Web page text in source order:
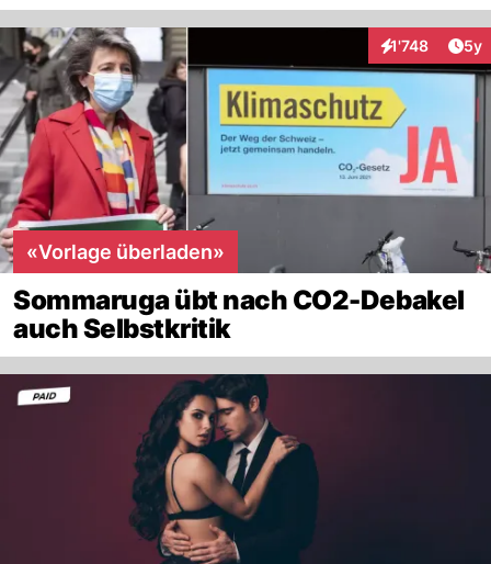
1'748
Interaktionen5y
«Vorlage überladen»
Sommaruga übt nach CO2-Debakel
auch Selbstkritik